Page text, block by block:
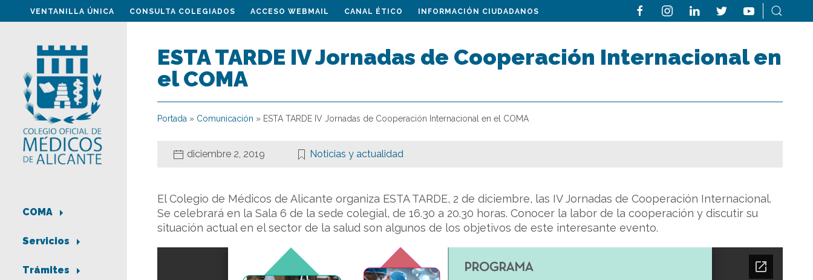
VENTANILLA ÚNICA CONSULTA COLEGIADOS ACCESO WEBMAIL CANAL ÉTICO INFORMACIÓN CIUDADANOS
COMA
Servicios
Trámites
ESTA TARDE IV Jornadas de Cooperación Internacional en
el COMA
Portada » Comunicación » ESTA TARDE IV Jornadas de Cooperación Internacional en el COMA
diciembre 2, 2019 Noticias y actualidad
El Colegio de Médicos de Alicante organiza ESTA TARDE, 2 de diciembre, las IV Jornadas de Cooperación Internacional.
Se celebrará en la Sala 6 de la sede colegial, de 16.30 a 20.30 horas. Conocer la labor de la cooperación y discutir su
situación actual en el sector de la salud son algunos de los objetivos de este interesante evento.